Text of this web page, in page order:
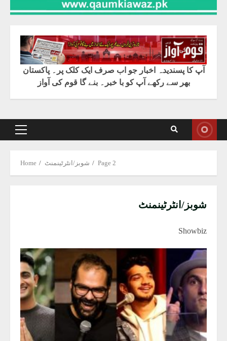
آپ کا پسندیدہ اخبار جو اب صرف ایک کلک پر۔ پاکستان
بھر سے رکھے آپ کو با خبر۔ بنے گا قوم کی آواز
Primary
Home شوبز/انٹرٹینمنٹ Page 2
شوبز/انٹرٹینمنٹ
Showbiz